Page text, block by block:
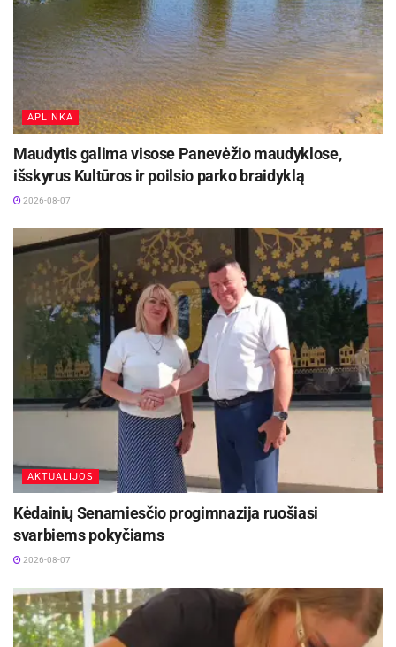
restoranui „Diva“ Kaune, restoranui DU
Ramučiuose, Lietuvos futbolo federacijos biurui,
klinikai „Implantera“, yra sukūrusi daug interjerų
individualiems būstams.
Šaltinis: Kauno rajono savivaldybė
APLINKA
Maudytis galima visose Panevėžio maudyklose,
išskyrus Kultūros ir poilsio parko braidyklą
2026-08-07
AKTUALIJOS
Kėdainių Senamiesčio progimnazija ruošiasi
svarbiems pokyčiams
2026-08-07